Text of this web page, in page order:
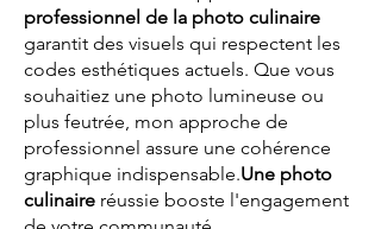
professionnel de la photo culinaire
garantit des visuels qui respectent les
codes esthétiques actuels. Que vous
souhaitiez une photo lumineuse ou
plus feutrée, mon approche de
professionnel assure une cohérence
graphique indispensable.Une photo
culinaire réussie booste l'engagement